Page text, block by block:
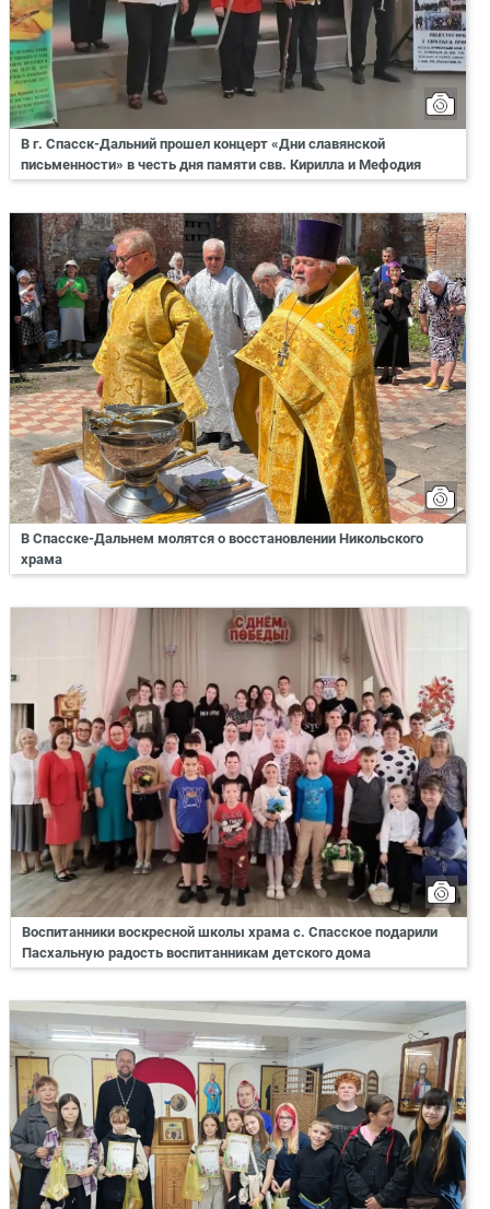
В г. Спасск-Дальний прошел концерт «Дни славянской
письменности» в честь дня памяти свв. Кирилла и Мефодия
В Спасске-Дальнем молятся о восстановлении Никольского
храма
Воспитанники воскресной школы храма с. Спасское подарили
Пасхальную радость воспитанникам детского дома